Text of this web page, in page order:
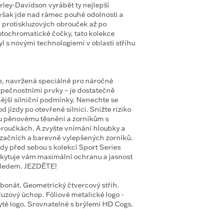
Davidson vyrábět ty nejlepší
jde nad rámec pouhé odolnosti a
obrouček až po
čočky, tato kolekce
s novými technologiemi v oblasti střihu
navržená speciálně pro náročné
prvky – je dostatečně
silniční podmínky. Nenechte se
jízdy po otevřené silnici. Snižte riziko
těsnění a zorníkům s
A zvyšte vnímání hloubky a
a barevně vylepšených zorníků.
před sebou s kolekcí Sport Series
vám maximální ochranu a jasnost
JEZDĚTE!
Geometrický čtvercový střih.
úchop. Fóliové metalické logo -
logo. Srovnatelné s brýlemi HD Cogs.